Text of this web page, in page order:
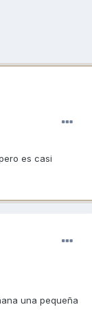
es casi
una pequeña